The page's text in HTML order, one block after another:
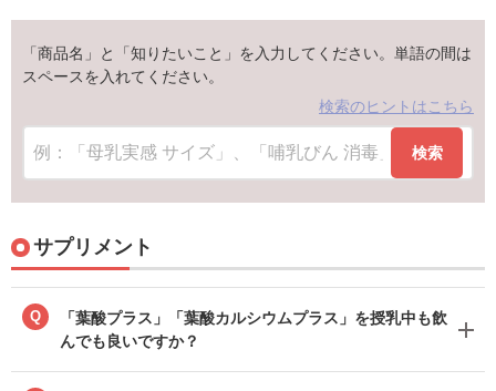
「商品名」と「知りたいこと」を入力してください。単語の間は
スペースを入れてください。
検索のヒントはこちら
検索
サプリメント
Q
「葉酸プラス」「葉酸カルシウムプラス」を授乳中も飲
んでも良いですか？